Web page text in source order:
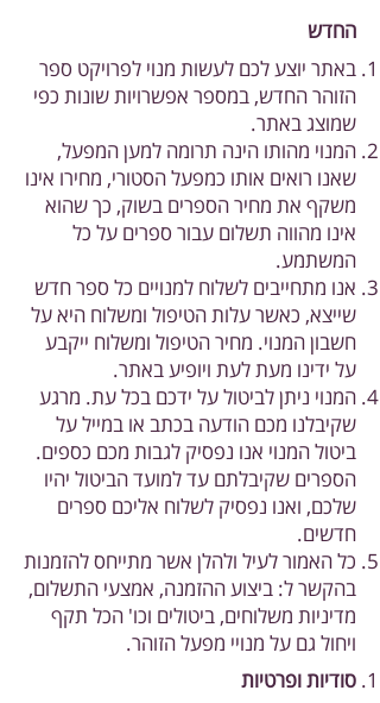
החדש
באתר יוצע לכם לעשות מנוי לפרויקט ספר
הזוהר החדש, במספר אפשרויות שונות כפי
שמוצג באתר.
המנוי מהותו הינה תרומה למען המפעל,
שאנו רואים אותו כמפעל הסטורי, מחירו אינו
משקף את מחיר הספרים בשוק, כך שהוא
אינו מהווה תשלום עבור ספרים על כל
המשתמע.
אנו מתחייבים לשלוח למנויים כל ספר חדש
שייצא, כאשר עלות הטיפול ומשלוח היא על
חשבון המנוי. מחיר הטיפול ומשלוח ייקבע
על ידינו מעת לעת ויופיע באתר.
המנוי ניתן לביטול על ידכם בכל עת. מרגע
שקיבלנו מכם הודעה בכתב או במייל על
ביטול המנוי אנו נפסיק לגבות מכם כספים.
הספרים שקיבלתם עד למועד הביטול יהיו
שלכם, ואנו נפסיק לשלוח אליכם ספרים
חדשים.
כל האמור לעיל ולהלן אשר מתייחס להזמנות
בהקשר ל: ביצוע ההזמנה, אמצעי התשלום,
מדיניות משלוחים, ביטולים וכו' הכל תקף
ויחול גם על מנויי מפעל הזוהר.
סודיות ופרטיות